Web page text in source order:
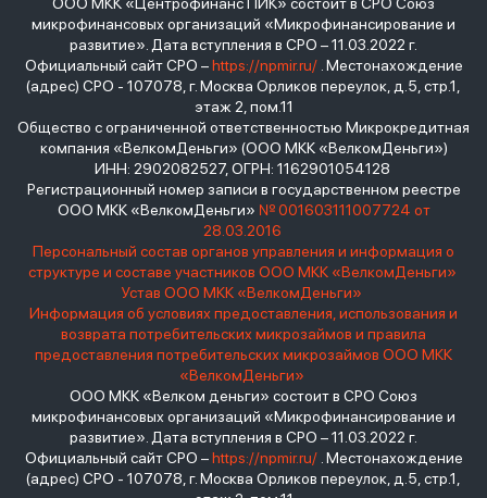
микрофинансовых организаций «Микрофинансирование и
развитие». Дата вступления в СРО – 11.03.2022 г.
Официальный сайт СРО –https://npmir.ru/. Местонахождение
(адрес) СРО - 107078, г. Москва Орликов переулок, д.5, стр.1,
этаж 2, пом.11
Общество с ограниченной ответственностью Микрокредитная
компания «ВелкомДеньги» (ООО МКК «ВелкомДеньги»)
ИНН: 2902082527, ОГРН: 1162901054128
Регистрационный номер записи в государственном реестре
ООО МКК «ВелкомДеньги» № 001603111007724 от
28.03.2016
Персональный состав органов управления и информация о
структуре и составе участников ООО МКК «ВелкомДеньги»
Устав ООО МКК «ВелкомДеньги»
Информация об условиях предоставления, использования и
возврата потребительских микрозаймов и правила
предоставления потребительских микрозаймов ООО МКК
«ВелкомДеньги»
ООО МКК «Велком деньги» состоит в СРО Союз
микрофинансовых организаций «Микрофинансирование и
развитие». Дата вступления в СРО – 11.03.2022 г.
Официальный сайт СРО –https://npmir.ru/. Местонахождение
(адрес) СРО - 107078, г. Москва Орликов переулок, д.5, стр.1,